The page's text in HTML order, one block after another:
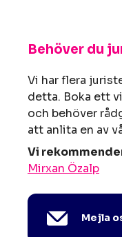
Behöver du
Vi har flera
detta. Boka ett
och behöver
att anlita en av
Vi
Mirxan Özalp
Mejla